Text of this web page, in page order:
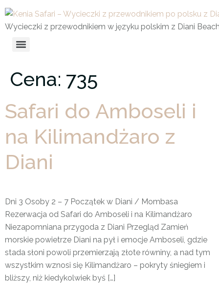
Wycieczki z przewodnikiem w języku polskim z Diani
Cena: 735
Safari do Amboseli i
na Kilimandżaro z
Diani
Dni 3 Osoby 2 – 7 Początek w Diani / Mombasa
Rezerwacja od Safari do Amboseli i na Kilimandżaro
Niezapomniana przygoda z Diani Przegląd Zamień
morskie powietrze Diani na pył i emocje Amboseli, gdzie
stada słoni powoli przemierzają złote równiny, a nad tym
wszystkim wznosi się Kilimandżaro – pokryty śniegiem i
bliższy, niż kiedykolwiek byś […]